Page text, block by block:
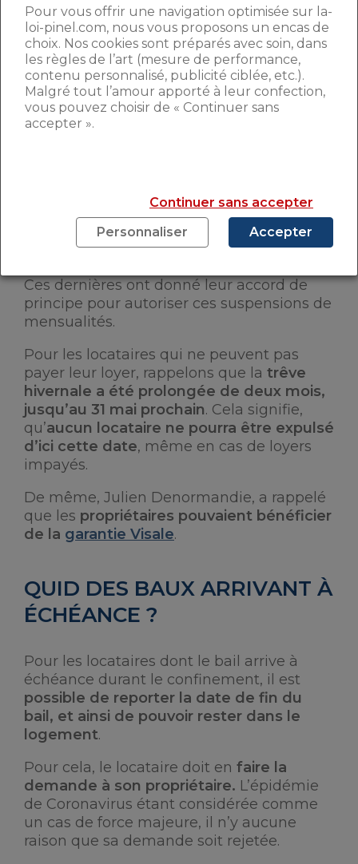
nationale pour l’information sur le
logement(ANIL), leur conseille de
contacter leur propriétaire et trouver un
arrangementà l’amiable. Il est
notamment possible de mettre en place
un« plan d’apurement », c’est-à-dire un
accord écrit qui planifie l’étalement du
pour certains petits
propriétaires, ces loyers impayés peuvent
fragiliser leur situation financière. Il leur
est conseillé denégocier une suspension
Ces dernières ont donné leur accord de
principe pour autoriser ces suspensions de
mensualités.
Pour les locataires qui ne peuvent pas
payer leur loyer, rappelons que la trêve
hivernale a été prolongée de deux mois,
jusqu’au 31 mai prochain. Cela signifie,
qu’aucun locataire ne pourra être expulsé
d’ici cette date, même en cas de loyers
impayés.
De même, Julien Denormandie, a rappelé
que les propriétaires pouvaient bénéficier
de la garantie Visale.
QUID DES BAUX ARRIVANT À
ÉCHÉANCE ?
Pour les locataires dont le bail arrive à
échéance durant le confinement, il est
possible de reporter la date de fin du
bail, et ainsi de pouvoir rester dans le
logement.
Pour cela, le locataire doit en faire la
demande à son propriétaire. L’épidémie
de Coronavirus étant considérée comme
un cas de force majeure, il n’y aucune
raison que sa demande soit rejetée.
Pour vous offrir une navigation optimisée sur la-
loi-pinel.com, nous vous proposons un encas de
choix. Nos cookies sont préparés avec soin, dans
les règles de l’art (mesure de performance,
contenu personnalisé, publicité ciblée, etc.).
Malgré tout l’amour apporté à leur confection,
vous pouvez choisir de « Continuer sans
accepter ».
Continuer sans accepter
Personnaliser
Accepter